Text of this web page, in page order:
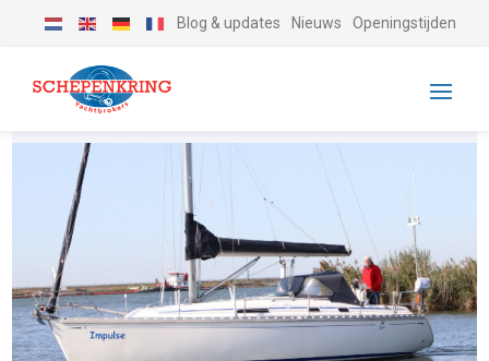
Blog & updates Nieuws Openingstijden